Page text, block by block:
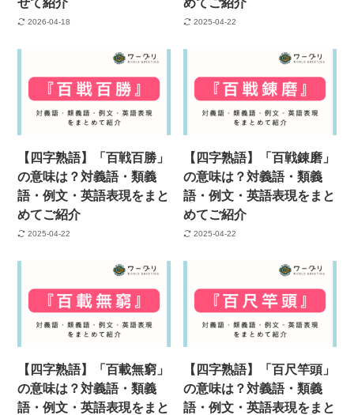
2026-04-18 2025-04-22
【四字熟語】「百戦百勝」
の意味は？対義語・類義
語・例文・英語表現をまと
めてご紹介
2025-04-22
【四字熟語】「百戦錬磨」
の意味は？対義語・類義
語・例文・英語表現をまと
めてご紹介
2025-04-22
【四字熟語】「百載無窮」
の意味は？対義語・類義
語・例文・英語表現をまと
【四字熟語】「百尺竿頭」
の意味は？対義語・類義
語・例文・英語表現をまと